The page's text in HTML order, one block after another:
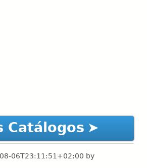
Catálogos
06T23:11:51+02:00 by